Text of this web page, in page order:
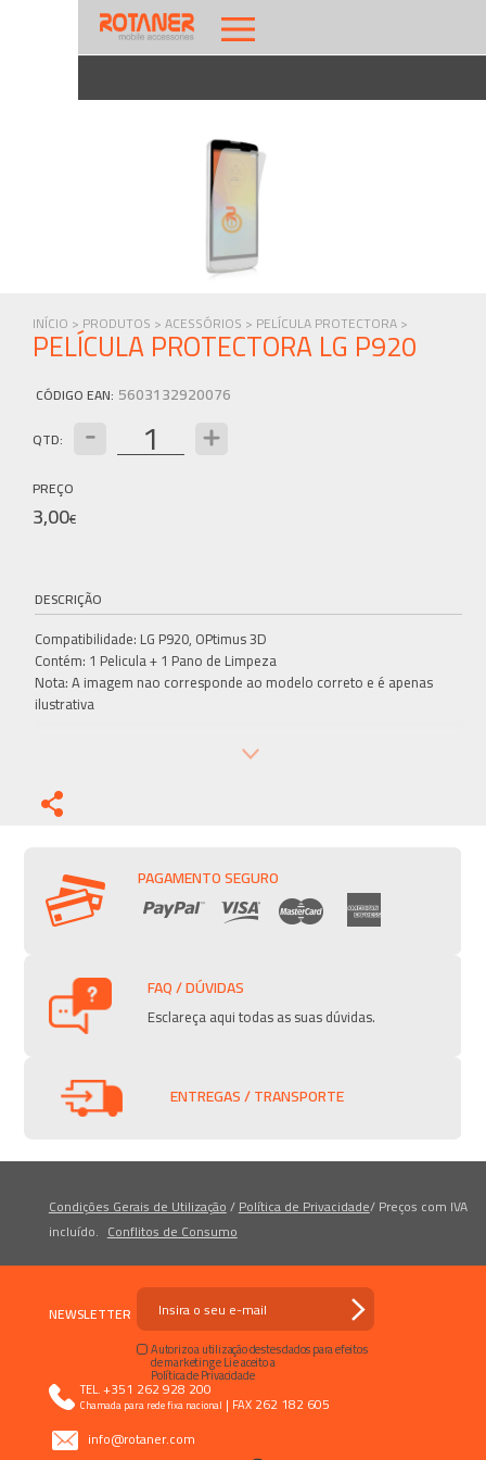
INÍCIO > PRODUTOS >ACESSÓRIOS > PELÍCULA PROTECTORA >
PELÍCULA PROTECTORA LG P920
CÓDIGO EAN: 5603132920076
QTD:
PREÇO
3,00€
DESCRIÇÃO
Compatibilidade: LG P920, OPtimus 3D
Contém: 1 Pelicula + 1 Pano de Limpeza
Nota: A imagem nao corresponde ao modelo correto e é apenas
ilustrativa
PAGAMENTO SEGURO
FAQ / DÚVIDAS
Esclareça aqui todas as suas dúvidas.
ENTREGAS / TRANSPORTE
Condições Gerais de Utilização/Política de Privacidade/Preços com IVA
incluído. Conflitos de Consumo
NEWSLETTER
Autorizo a utilização destes dados para efeitos
de marketing e Li e aceito a
Política de Privacidade
TEL.+351 262 928 200
Chamada para rede fixa nacional | FAX 262 182 605
info@rotaner.com